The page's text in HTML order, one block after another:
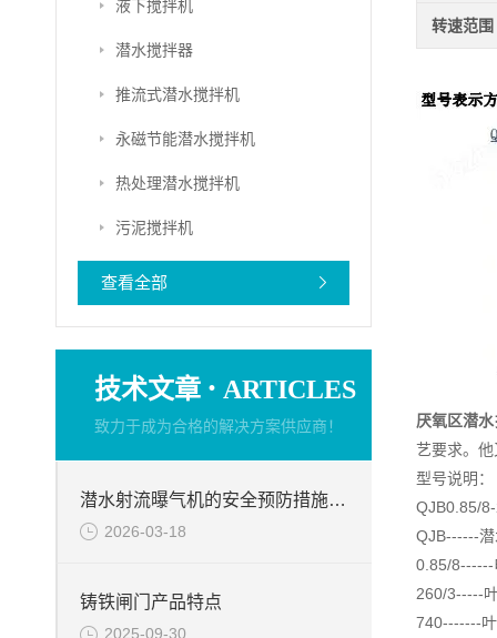
液下搅拌机
潜水搅拌器
推流式潜水搅拌机
永磁节能潜水搅拌机
热处理潜水搅拌机
污泥搅拌机
查看全部
技术文章 · ARTICLES
致力于成为合格的解决方案供应商！
潜水射流曝气机的安全预防措施、检查周期与检查事项
2026-03-18
铸铁闸门产品特点
2025-09-30
转速范围
厌氧区潜
艺要求。
型号说明：
QJB0.85/
QJB------
0.85/8------
260/3-----
740-------